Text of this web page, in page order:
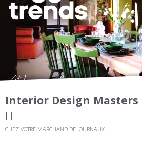
Interior Design Masters
H
CHEZ VOTRE MARCHAND DE JOURNAUX